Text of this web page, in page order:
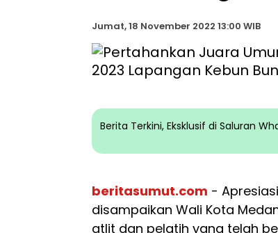
Jumat, 18 November 2022 13:00 WIB
Berita Terkini, Eksklusif di Saluran
beritasumut.com -
disampaikan Wali Kota
atlit dan pelatih yang telah